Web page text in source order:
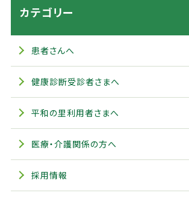
カテゴリー
患者さんへ
健康診断受診者さまへ
平和の里利用者さまへ
医療・介護関係の方へ
採用情報